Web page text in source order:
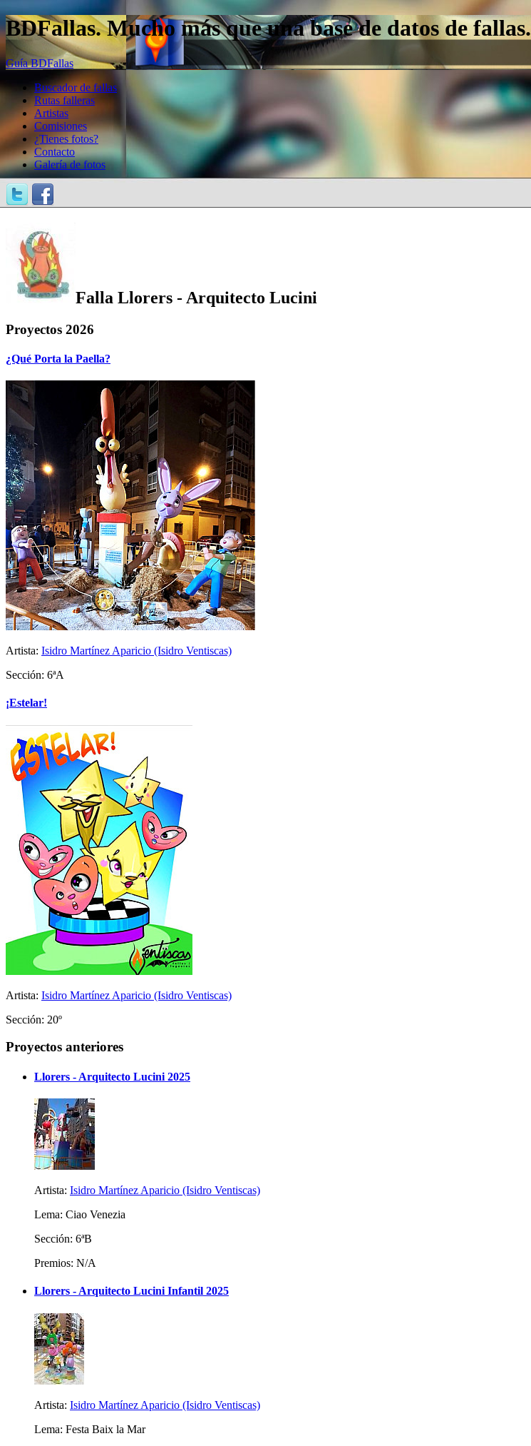
BDFallas. Mucho más que una base de datos de fallas.
Guía BDFallas
Buscador de fallas
Rutas falleras
Artistas
Comisiones
¿Tienes fotos?
Contacto
Galería de fotos
Falla Llorers - Arquitecto Lucini
Proyectos 2026
¿Qué Porta la Paella?
Artista: Isidro Martínez Aparicio (Isidro Ventiscas)
Sección: 6ªA
¡Estelar!
Artista: Isidro Martínez Aparicio (Isidro Ventiscas)
Sección: 20º
Proyectos anteriores
Llorers - Arquitecto Lucini 2025
Artista: Isidro Martínez Aparicio (Isidro Ventiscas)
Lema: Ciao Venezia
Sección: 6ªB
Premios: N/A
Llorers - Arquitecto Lucini Infantil 2025
Artista: Isidro Martínez Aparicio (Isidro Ventiscas)
Lema: Festa Baix la Mar